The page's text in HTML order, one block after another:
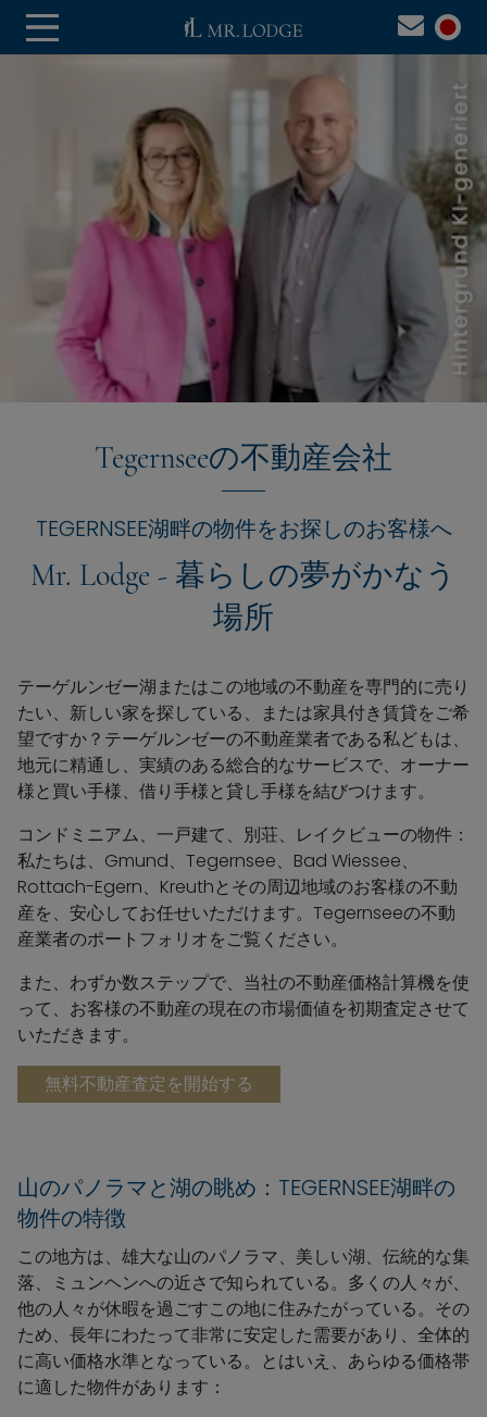
「私たちはここに暮らし、人々を知り、何が重要かを理
解しています。Tegernseeでは、どんな約束よりも信頼が
何よりも大切です。 それが私たちの信念です。」
Tegernseeの不動産会社
TEGERNSEE湖畔の物件をお探しのお客様へ
Mr. Lodge - 暮らしの夢がかなう
場所
テーゲルンゼー湖またはこの地域の不動産を専門的に売り
たい、新しい家を探している、または家具付き賃貸をご希
望ですか？テーゲルンゼーの不動産業者である私どもは、
地元に精通し、実績のある総合的なサービスで、オーナー
様と買い手様、借り手様と貸し手様を結びつけます。
コンドミニアム、一戸建て、別荘、レイクビューの物件：
私たちは、Gmund、Tegernsee、Bad Wiessee、
Rottach-Egern、Kreuthとその周辺地域のお客様の不動
産を、安心してお任せいただけます。Tegernseeの不動
産業者のポートフォリオをご覧ください。
また、わずか数ステップで、当社の不動産価格計算機を使
って、お客様の不動産の現在の市場価値を初期査定させて
いただきます。
無料不動産査定を開始する
山のパノラマと湖の眺め：TEGERNSEE湖畔の
物件の特徴
この地方は、雄大な山のパノラマ、美しい湖、伝統的な集
落、ミュンヘンへの近さで知られている。多くの人々が、
他の人々が休暇を過ごすこの地に住みたがっている。その
ため、長年にわたって非常に安定した需要があり、全体的
に高い価格水準となっている。とはいえ、あらゆる価格帯
に適した物件があります：